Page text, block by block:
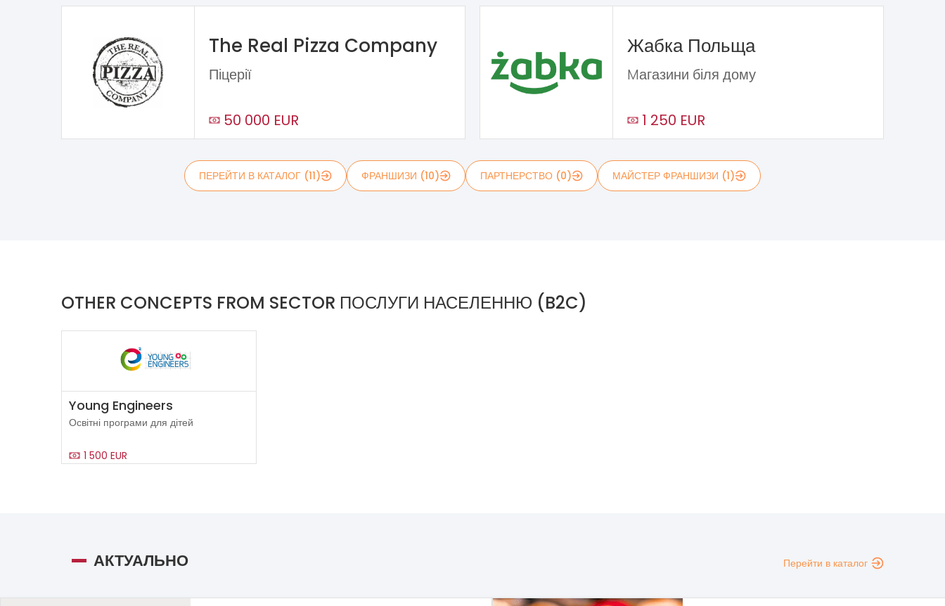
The Real Pizza Company
Піцерії
50 000 EUR
Жабка Польща
Mагазини біля дому
1 250 EUR
ПЕРЕЙТИ В КАТАЛОГ (11) ФРАНШИЗИ (10) ПАРТНЕРСТВО (0) МАЙСТЕР ФРАНШИЗИ (1)
OTHER CONCEPTS FROM SECTOR ПОСЛУГИ НАСЕЛЕННЮ (B2C)
Young Engineers
Освітні програми для дітей
1 500 EUR
АКТУАЛЬНО Перейти в каталог